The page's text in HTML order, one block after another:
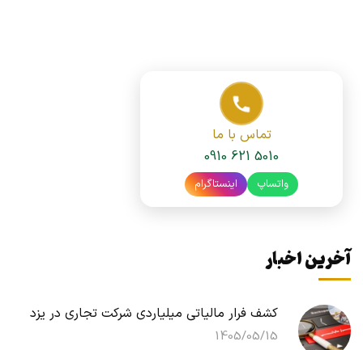
تماس با ما
0910 621 5010
واتساپ اینستاگرام
آخرین اخبار
کشف فرار مالیاتی میلیاردی شرکت تجاری در یزد
1405/05/15